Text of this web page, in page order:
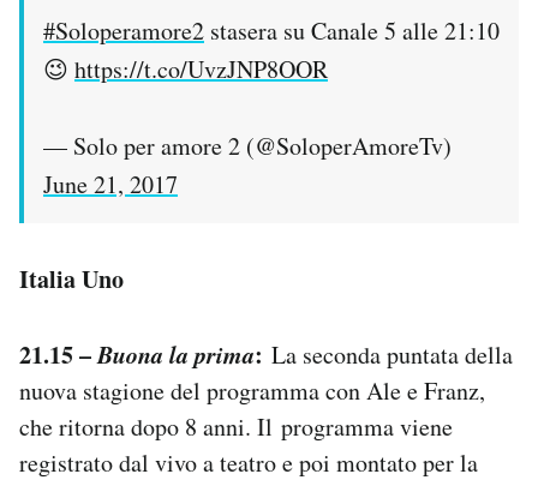
#Soloperamore2 stasera su Canale 5 alle 21:10
😉 https://t.co/UvzJNP8OOR
— Solo per amore 2 (@SoloperAmoreTv)
June 21, 2017
Italia Uno
21.15 –Buona la prima: La seconda puntata della
nuova stagione del programma con Ale e Franz,
che ritorna dopo 8 anni. Il programma viene
registrato dal vivo a teatro e poi montato per la